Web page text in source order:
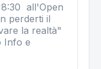
all'Open
perderti il
la realtà"
Info e